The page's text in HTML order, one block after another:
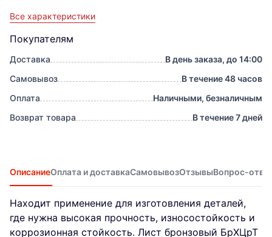
Все характеристики
Покупателям
Доставка
В день заказа, до 14:00
Самовывоз
В течение 48 часов
Оплата
Наличными, безналичным
Возврат товара
В течение 7 дней
ОписаниеОплата и доставкаСамовывозОтзывыВопрос-
Находит применение для изготовления деталей,
где нужна высокая прочность, износостойкость и
коррозионная стойкость. Лист бронзовый БрХЦрТ